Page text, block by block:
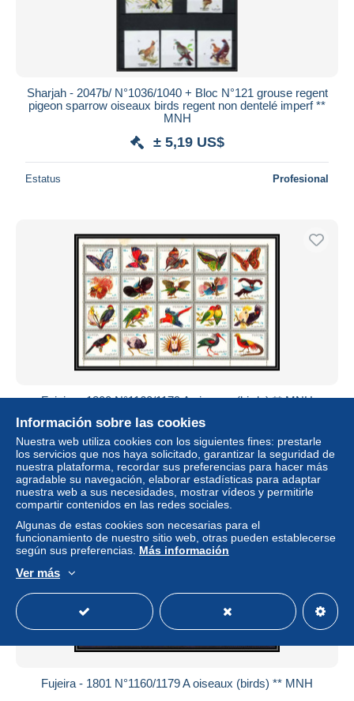
Sharjah - 2047b/ N°1036/1040 + Bloc N°121 grouse regent
pigeon sparrow oiseaux birds regent non dentelé imperf **
MNH
± 5,19 US$
Estatus Profesional
Fujeira - 1800 N°1160/1179 A oiseaux (birds) ** MNH
± 6,34 US$
Estatus Profesional
Fujeira - 1801 N°1160/1179 A oiseaux (birds) ** MNH
Información sobre las cookies
Nuestra web utiliza cookies con los siguientes fines: prestarle
los servicios que nos haya solicitado, garantizar la seguridad de
nuestra plataforma, recordar sus preferencias para hacer más
agradable su navegación, elaborar estadísticas para adaptar
nuestra web a sus necesidades, mostrar vídeos y permitirle
compartir contenidos en las redes sociales.
Algunas de estas cookies son necesarias para el
funcionamiento de nuestro sitio web, otras pueden establecerse
según sus preferencias. Más información
Ver más